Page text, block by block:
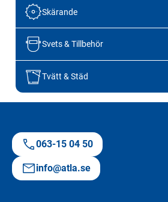
Skärande
Svets & Tillbehör
Tvätt & Städ
063-15 04 50
info@atla.se